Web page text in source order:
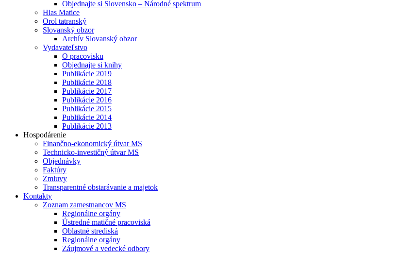
Objednajte si Slovensko – Národné spektrum
Hlas Matice
Orol tatranský
Slovanský obzor
Archív Slovanský obzor
Vydavateľstvo
O pracovisku
Objednajte si knihy
Publikácie 2019
Publikácie 2018
Publikácie 2017
Publikácie 2016
Publikácie 2015
Publikácie 2014
Publikácie 2013
Hospodárenie
Finančno-ekonomický útvar MS
Technicko-investičný útvar MS
Objednávky
Faktúry
Zmluvy
Transparentné obstarávanie a majetok
Kontakty
Zoznam zamestnancov MS
Regionálne orgány
Ústredné matičné pracoviská
Oblastné strediská
Regionálne orgány
Záujmové a vedecké odbory